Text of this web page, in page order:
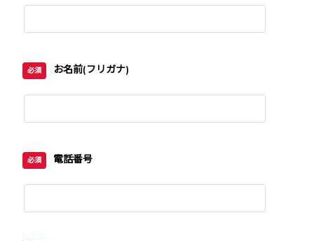
必須 お名前(フリガナ)
必須 電話番号